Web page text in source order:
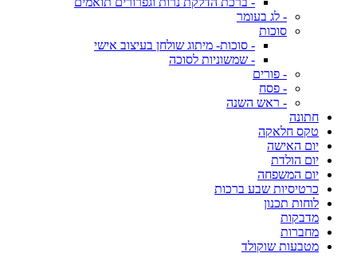
- לג בעומר
סוכות
- סוכות- מיתוג שולחן בעיצוב אישי
- שמשוניות לסוכה
- פורים
- פסח
- ראש השנה
חתונה
טקס חלאקה
יום האישה
יום הולדת
יום המשפחה
כרטיסיות שבע ברכות
לוחות תכנון
מדבקות
מחברות
מטבעות שוקולד